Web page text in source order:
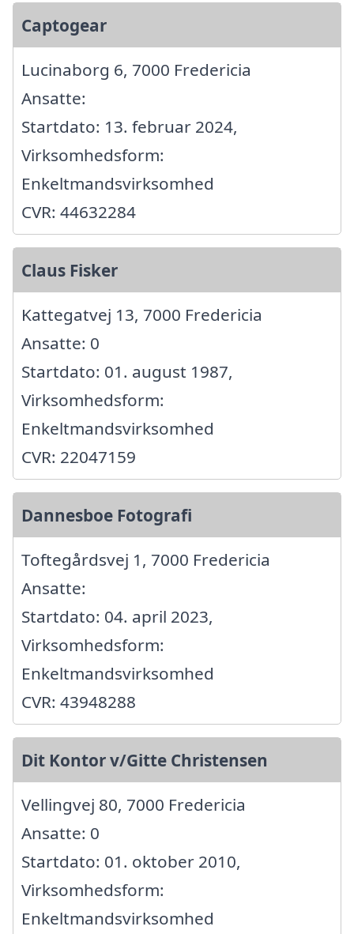
Captogear
Lucinaborg 6, 7000 Fredericia
Ansatte:
Startdato: 13. februar 2024,
Virksomhedsform:
Enkeltmandsvirksomhed
CVR: 44632284
Claus Fisker
Kattegatvej 13, 7000 Fredericia
Ansatte: 0
Startdato: 01. august 1987,
Virksomhedsform:
Enkeltmandsvirksomhed
CVR: 22047159
Dannesboe Fotografi
Toftegårdsvej 1, 7000 Fredericia
Ansatte:
Startdato: 04. april 2023,
Virksomhedsform:
Enkeltmandsvirksomhed
CVR: 43948288
Dit Kontor v/Gitte Christensen
Vellingvej 80, 7000 Fredericia
Ansatte: 0
Startdato: 01. oktober 2010,
Virksomhedsform:
Enkeltmandsvirksomhed